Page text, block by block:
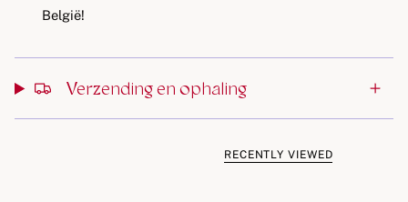
schroefverpakking houdt de massa vers, altijd klaar om te
spelen.
massa. Kijk hoeveel plezier zo'n eenvoudig spel kan
België!
Verzending en ophaling
RECENTLY VIEWED